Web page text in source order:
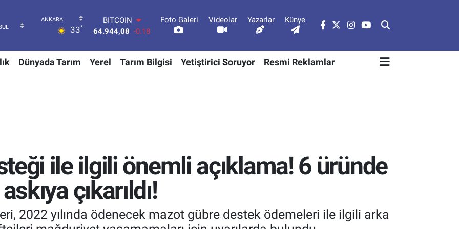
33°
DOLAR
47,7436
0.18
55,2510 0.32
STERLİN
Foto Galeri Videolar Yazarlar Künye
Dünyada Tarım Yerel Tarım Bilgisi Yetiştirici Soruyor Resmi Reklamlar
ile ilgili önemli açıklama! 6 üründe
çıkarıldı!
2022 yılında ödenecek mazot gübre destek ödemeleri ile ilgili arka